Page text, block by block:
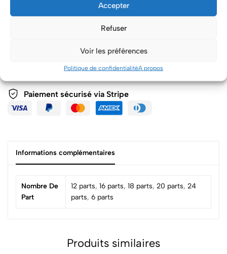
Accepter
Refuser
Voir les préférences
Politique de confidentialitéA propos
Entreprise,Number cake
Sablé,Sweet table,Wedding cake
Paiement sécurisé via Stripe
Informations complémentaires
Nombre De
Part
12 parts, 16 parts, 18 parts, 20 parts, 24
parts, 6 parts
Produits similaires